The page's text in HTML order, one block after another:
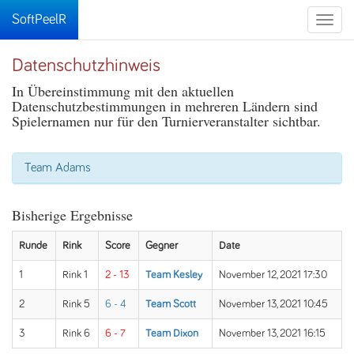
Toggle
SoftPeelR
Datenschutzhinweis
In Übereinstimmung mit den aktuellen
Datenschutzbestimmungen in mehreren Ländern sind
Spielernamen nur für den Turnierveranstalter sichtbar.
Team Adams
Bisherige Ergebnisse
Runde Rink Score Gegner Date
1 Rink 1 2 - 13 Team Kesley November 12, 2021 17:30
2 Rink 5 6 - 4 Team Scott November 13, 2021 10:45
3 Rink 6 6 - 7 Team Dixon November 13, 2021 16:15